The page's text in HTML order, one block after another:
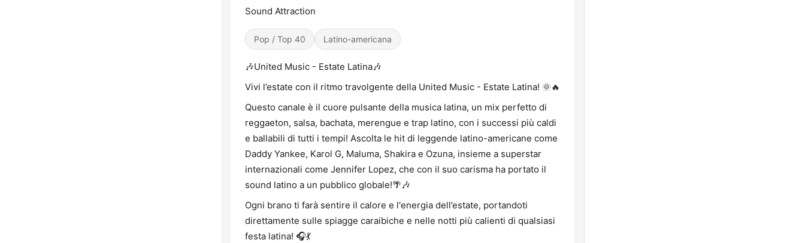
Sound Attraction
Pop / Top 40 Latino-americana
🎶United Music - Estate Latina🎶
Vivi l’estate con il ritmo travolgente della United Music - Estate Latina! 🌞🔥
Questo canale è il cuore pulsante della musica latina, un mix perfetto di
reggaeton, salsa, bachata, merengue e trap latino, con i successi più caldi
e ballabili di tutti i tempi! Ascolta le hit di leggende latino-americane come
Daddy Yankee, Karol G, Maluma, Shakira e Ozuna, insieme a superstar
internazionali come Jennifer Lopez, che con il suo carisma ha portato il
sound latino a un pubblico globale!🌴🎶
Ogni brano ti farà sentire il calore e l'energia dell’estate, portandoti
direttamente sulle spiagge caraibiche e nelle notti più calienti di qualsiasi
festa latina! 🎧💃